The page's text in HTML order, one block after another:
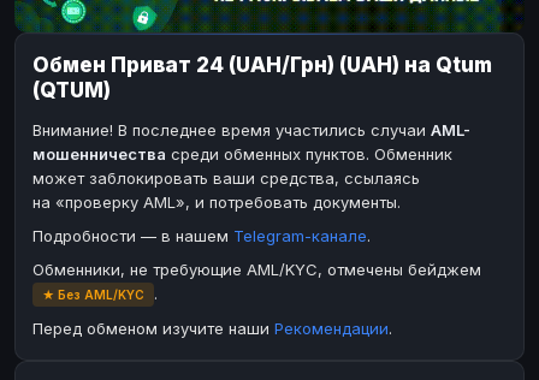
Bitcoin Cash BCH
BinanceCoin BEP20
Ether Classic
SOL
Ripple XRP
Bitcoin Cash BCH
BinanceCoin BEP20
Ripple
Paxum USD
Perfect Money
Payoneer USD
Paxum
Payoneer
Обмен Приват 24 (UAH/Грн) (UAH) на Qtum
(QTUM)
Внимание! В последнее время участились случаи AML-
мошенничества среди обменных пунктов. Обменник
может заблокировать ваши средства, ссылаясь
на «проверку AML», и потребовать документы.
Подробности — в нашем Telegram-канале.
Обменники, не требующие AML/KYC, отмечены бейджем
★ Без AML/KYC
.
Перед обменом изучите наши Рекомендации.